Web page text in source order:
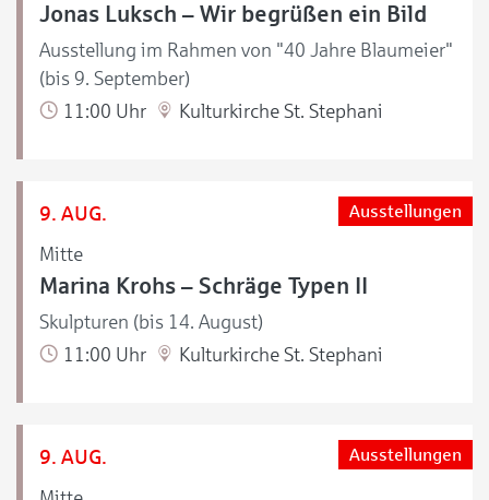
Jonas Luksch – Wir begrüßen ein Bild
Ausstellung im Rahmen von "40 Jahre Blaumeier"
(bis 9. September)
11:00 Uhr
Kulturkirche St. Stephani
9. AUG.
Mitte
Ausstellungen
Marina Krohs – Schräge Typen II
Skulpturen (bis 14. August)
11:00 Uhr
Kulturkirche St. Stephani
9. AUG. Ausstellungen